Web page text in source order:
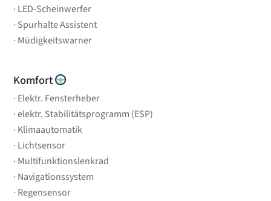
LED-Scheinwerfer
Spurhalte Assistent
Müdigkeitswarner
Komfort
Elektr. Fensterheber
elektr. Stabilitätsprogramm (ESP)
Klimaautomatik
Lichtsensor
Multifunktionslenkrad
Navigationssystem
Regensensor